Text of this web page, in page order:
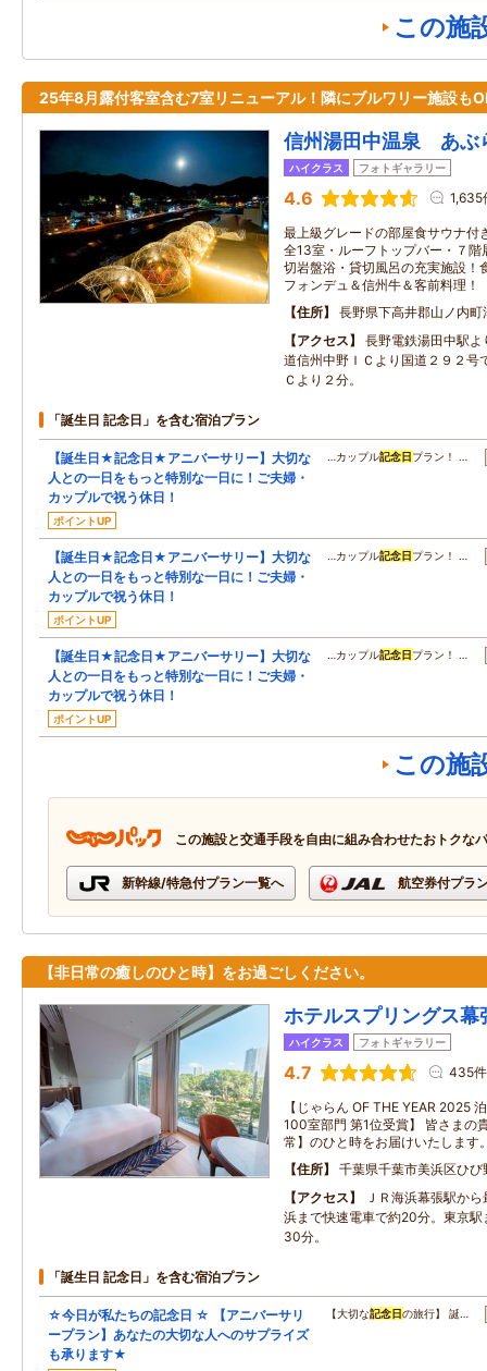
この施
25年8月露付客室含む7室リニューアル！隣にブルワリー施設も
信州湯田中温泉 あぶ
ハイクラス フォトギャラリー
4.6 1,635
最上級グレードの部屋食サウナ付
全13室・ルーフトップバー・７
切岩盤浴・貸切風呂の充実施設！
フォンデュ＆信州牛＆客前料理！
住所
長野県下高井郡山ノ内
アクセス
長野電鉄湯田中駅
道信州中野ＩＣより国道２９２号
Ｃより２分。
「誕生日 記念日」を含む宿泊プラン
【誕生日★記念日★アニバーサリー】大切な
人との一日をもっと特別な一日に！ご夫婦・
カップルで祝う休日！
ポイントUP
…カップル記念日 プラン！ …
【誕生日★記念日★アニバーサリー】大切な
人との一日をもっと特別な一日に！ご夫婦・
カップルで祝う休日！
ポイントUP
…カップル記念日 プラン！ …
【誕生日★記念日★アニバーサリー】大切な
人との一日をもっと特別な一日に！ご夫婦・
カップルで祝う休日！
ポイントUP
…カップル記念日 プラン！ …
この施
この施設と交通手段を自由に組み合わせたおトクな
新幹線/特急付プラン一覧へ 航空券付プラ
【非日常の癒しのひと時】をお過ごしください。
ホテルスプリングス幕
ハイクラス フォトギャラリー
4.7 435件
【じゃらん OF THE YEAR 2025
100室部門 第1位受賞】 皆さまの
常】のひと時をお届けいたします
住所
千葉県千葉市美浜区ひび
アクセス
ＪＲ海浜幕張駅か
浜まで快速電車で約20分。東京駅
30分。
「誕生日 記念日」を含む宿泊プラン
☆今日が私たちの記念日 ☆ 【アニバーサリ
ープラン】あなたの大切な人へのサプライズ
も承ります★
【大切な記念日の旅行】 誕…